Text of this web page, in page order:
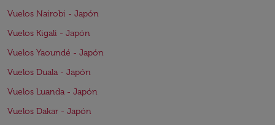
Vuelos Nairobi - Japón
Vuelos Kigali - Japón
Vuelos Yaoundé - Japón
Vuelos Duala - Japón
Vuelos Luanda - Japón
Vuelos Dakar - Japón